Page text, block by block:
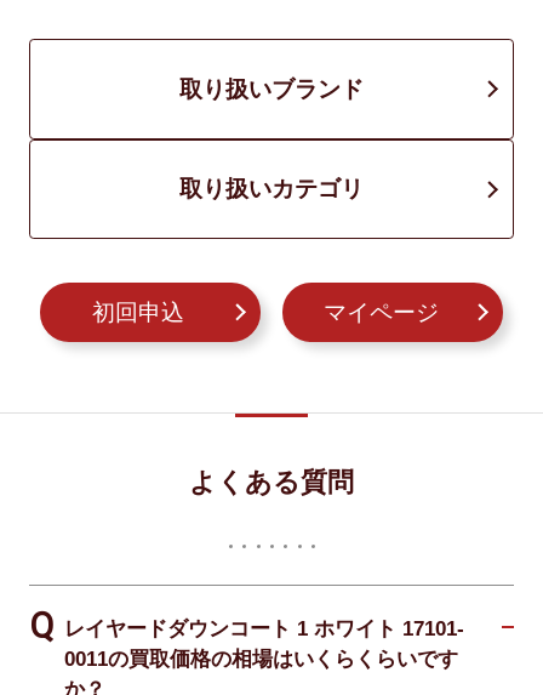
取り扱いブランド
取り扱いカテゴリ
初回申込 マイページ
よくある質問
レイヤードダウンコート 1 ホワイト 17101-
0011の買取価格の相場はいくらくらいです
か？